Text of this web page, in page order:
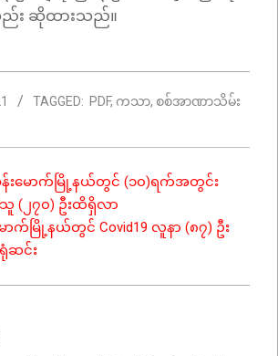
ည်း ဆိုထားသည်။
TAGGED: PDF, ကသာ, စစ်အာဏာသိမ်း
န်းမောက်မြို့နယ်တွင် (၁၀)ရက်အတွင်း
သူ (၂၇၀) ဦးထိရှိလာ
ာက်မြို့နယ်တွင် Covid19 လူနာ (၈၇) ဦး
ဆင်း